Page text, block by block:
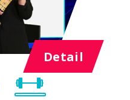
Detail